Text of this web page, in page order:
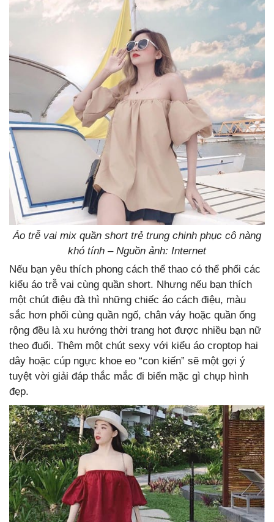
Áo trễ vai mix quần short trẻ trung chinh phục cô nàng
khó tính – Nguồn ảnh: Internet
Nếu bạn yêu thích phong cách thể thao có thể phối các
kiểu áo trễ vai cùng quần short. Nhưng nếu bạn thích
một chút điệu đà thì những chiếc áo cách điệu, màu
sắc hơn phối cùng quần ngố, chân váy hoặc quần ống
rộng đều là xu hướng thời trang hot được nhiều bạn nữ
theo đuổi. Thêm một chút sexy với kiểu áo croptop hai
dây hoặc cúp ngực khoe eo “con kiến” sẽ một gợi ý
tuyệt vời giải đáp thắc mắc đi biển mặc gì chụp hình
đẹp.